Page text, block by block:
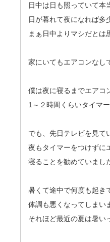
日中は日も照っていて本
日が暮れて夜になれば多
まぁ日中よりマシだとは
家にいてもエアコンなし
僕は夜に寝るまでエアコ
1～２時間くらいタイマ
でも、先日テレビを見て
夜もタイマーをつけずに
寝ることを勧めていまし
暑くて途中で何度も起き
体調も悪くなってしまい
それほど最近の夏は暑い